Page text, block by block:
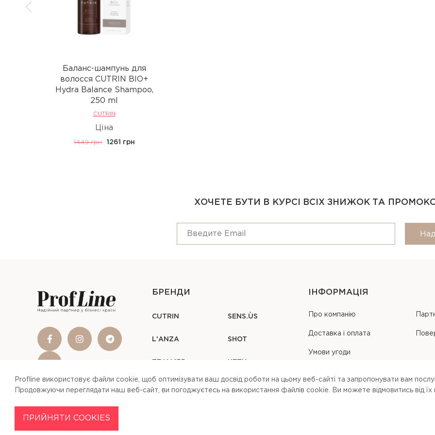
Баланс-шампунь для
волосся CUTRIN BIO+
Hydra Balance Shampoo,
250 ml
CUTRIN
Ціна
1449 грн 1261 грн
ХОЧЕТЕ БУТИ В КУРСІ ВСІХ ЗНИЖОК ТА
БРЕНДИ
CUTRIN SENS.ÙS
L'ANZA SHOT
ІНФОРМАЦІЯ
Про компанію
Доставка і оплата
Умови угоди
Profline використовує файли cookie, щоб оптимізувати ваш досвід роботи на цьому веб-сайті та запропонувати вам
Продовжуючи переглядати наш веб-сайт, ви погоджуєтесь на використання файлів cookie. Ви можете вiдмовитись вiд їх
ПРИЙНЯТИ COOKIES